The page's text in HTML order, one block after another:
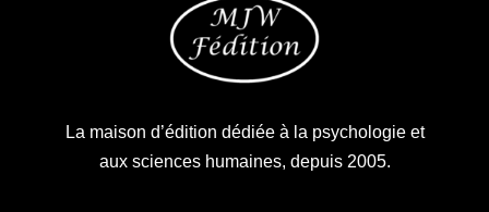
La maison d’édition dédiée à la psychologie et
aux sciences humaines, depuis 2005.